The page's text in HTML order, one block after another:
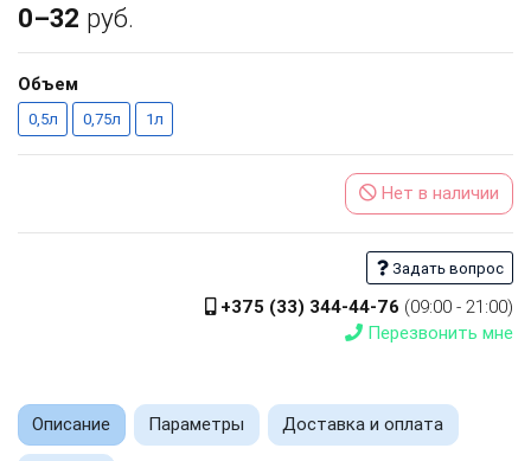
0–32 руб.
Объем
0,5л 0,75л 1л
Нет в наличии
Задать вопрос
+375 (33) 344-44-76 (09:00 - 21:00)
Перезвонить мне
Описание Параметры Доставка и оплата